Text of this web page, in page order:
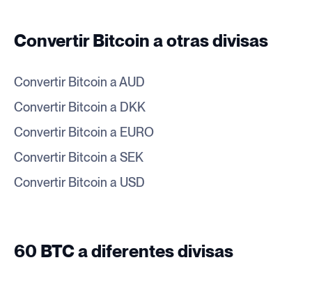
Convertir Bitcoin a otras divisas
Convertir Bitcoin a AUD
Convertir Bitcoin a DKK
Convertir Bitcoin a EURO
Convertir Bitcoin a SEK
Convertir Bitcoin a USD
60 BTC a diferentes divisas